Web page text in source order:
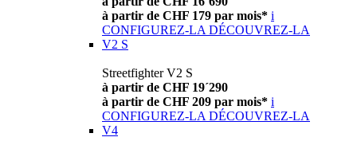
à partir de CHF 179 par mois* i
CONFIGUREZ-LA DÉCOUVREZ-LA
V2 S
Streetfighter V2 S
à partir de CHF 19´290
à partir de CHF 209 par mois* i
CONFIGUREZ-LA DÉCOUVREZ-LA
V4